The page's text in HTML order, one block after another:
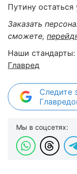
Путину
Заказать
сможете,
Наши стандарты:
Главред
Следите
Мы в соцсетях: